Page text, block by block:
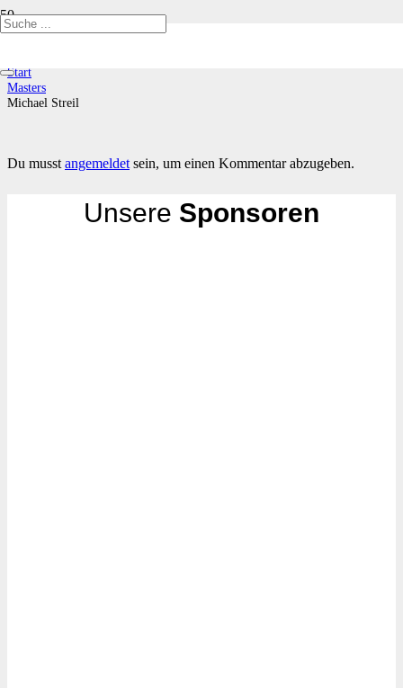
Start
Masters
Michael Streil
Du musst angemeldet sein, um einen Kommentar abzugeben.
Unsere Sponsoren